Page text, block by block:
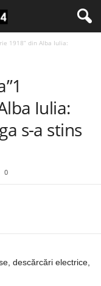
1918” din Alba Iulia:
Iulia:
s-a stins
0
descărcări electrice,